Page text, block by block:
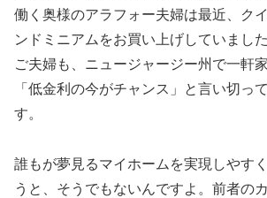
働く奥様のアラフォー夫婦は最近、ク
ンドミニアムをお買い上げしていまし
ご夫婦も、ニュージャージー州で一軒
「低金利の今がチャンス」と言い切っ
す。
誰もが夢見るマイホームを実現しやす
うと、そうでもないんですよ。前者の